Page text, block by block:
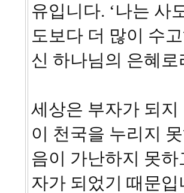
유입니다. ‘나는 사
도보다 더 많이 수
신 하나님의 은혜로
세상은 부자가 되
이 천국을 누리지
음이 가난하지 못
자가 되었기 때문